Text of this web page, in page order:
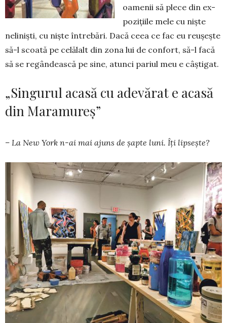
oa­menii să plece din ex­
po­zițiile mele cu niște
neliniști, cu niște între­bări. Dacă ceea ce fac eu re­ușește
să-l scoată pe celă­lalt din zona lui de confort, să-l facă
să se regândească pe sine, atunci pariul meu e câștigat.
„Singurul acasă cu adevărat e acasă
din Maramureș”
– La New York n-ai mai ajuns de șapte luni. Îți lipsește?